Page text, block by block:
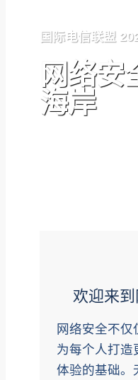
国际电信联盟
网络安
海岸
欢迎来到
网络安全不
为每个人打造
体验的基础。